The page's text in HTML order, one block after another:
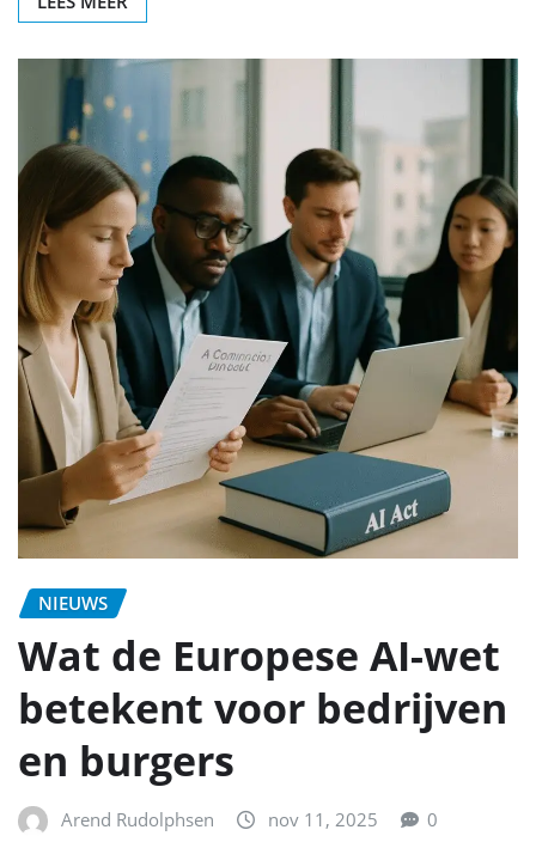
NIEUWS
Wat de Europese AI-wet
betekent voor bedrijven
en burgers
Arend Rudolphsen nov 11, 2025 0